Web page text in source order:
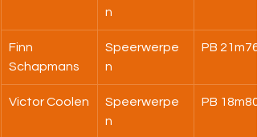
n
Finn
Schapmans
Speerwerpe
n
PB 21m76
Victor Coolen
Speerwerpe
n
PB 18m80